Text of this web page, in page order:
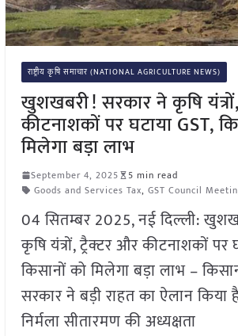
राष्ट्रीय कृषि समाचार (NATIONAL AGRICULTURE NEWS)
खुशखबरी! सरकार ने कृषि
कीटनाशकों पर घटाया GST,
मिलेगा बड़ा लाभ
September 4, 2025
5 min read
Goods and Services Tax, GST Council
04 सितम्बर 2025, नई दिल्ली:
कृषि यंत्रों, ट्रैक्टर और कीटनाशकों पर
किसानों को मिलेगा बड़ा लाभ –
सरकार ने बड़ी राहत का ऐलान किया
निर्मला सीतारमण की अध्यक्षता